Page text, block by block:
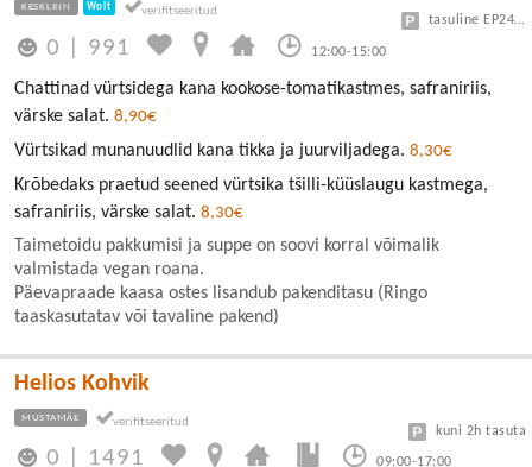
KESKLINN Wolt
0 991 12:00-15:00
tasuline EP24 või Vanalinn
Chattinad vürtsidega kana kookose-tomatikastmes, safraniriis,
värske salat. 8,90€
Vürtsikad munanuudlid kana tikka ja juurviljadega. 8,30€
Krõbedaks praetud seened vürtsika tšilli-küüslaugu kastmega,
safraniriis, värske salat. 8,30€
Taimetoidu pakkumisi ja suppe on soovi korral võimalik
valmistada vegan roana.
Päevapraade kaasa ostes lisandub pakenditasu (Ringo
taaskasutatav või tavaline pakend)
Helios Kohvik
MUSTAMÄE
0 1491 09:00-17:00
kuni 2h tasuta